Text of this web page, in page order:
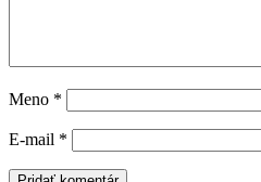
Meno *
E-mail *